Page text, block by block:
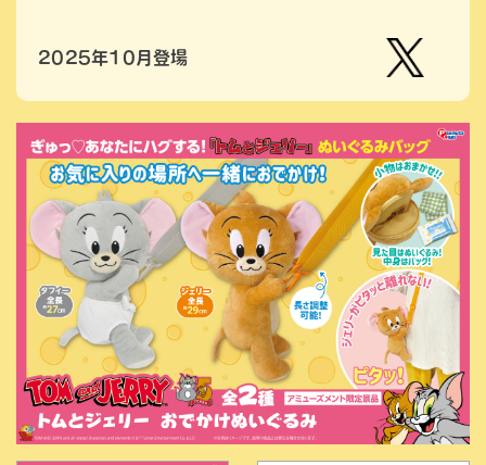
2025年10月登場
ツクラ
ブのプ
ライズ
商品の
Xはこ
ちら